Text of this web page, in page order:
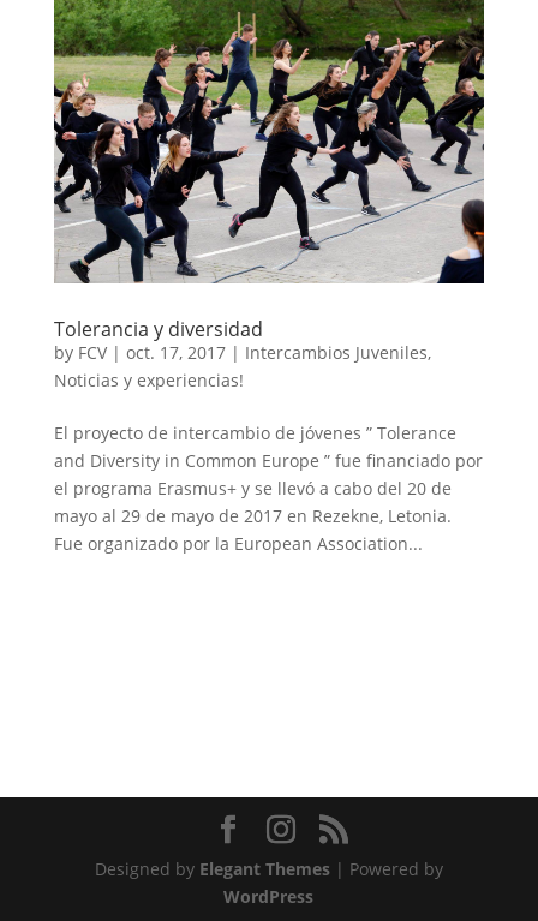
Tolerancia y diversidad
by FCV| oct. 17, 2017| Intercambios Juveniles,
Noticias y experiencias!
El proyecto de intercambio de jóvenes ” Tolerance
and Diversity in Common Europe ” fue financiado por
el programa Erasmus+ y se llevó a cabo del 20 de
mayo al 29 de mayo de 2017 en Rezekne, Letonia.
Fue organizado por la European Association...
Designed by Elegant Themes| Powered by
WordPress